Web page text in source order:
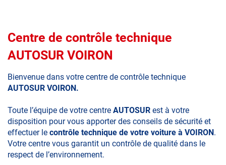
Centre de contrôle technique
AUTOSUR VOIRON
Bienvenue dans votre centre de contrôle technique
AUTOSUR VOIRON.
Toute l’équipe de votre centre AUTOSUR est à votre
disposition pour vous apporter des conseils de sécurité et
effectuer le contrôle technique de votre voiture à VOIRON .
Votre centre vous garantit un contrôle de qualité dans le
respect de l’environnement.